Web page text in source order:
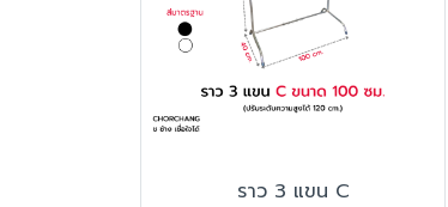
ราว 3 แขน C